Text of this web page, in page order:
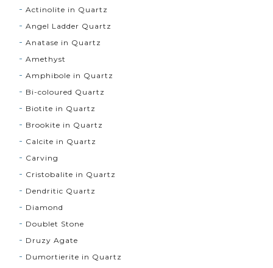
Actinolite in Quartz
Angel Ladder Quartz
Anatase in Quartz
Amethyst
Amphibole in Quartz
Bi-coloured Quartz
Biotite in Quartz
Brookite in Quartz
Calcite in Quartz
Carving
Cristobalite in Quartz
Dendritic Quartz
Diamond
Doublet Stone
Druzy Agate
Dumortierite in Quartz